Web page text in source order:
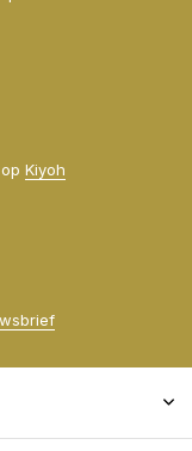
Kiyoh